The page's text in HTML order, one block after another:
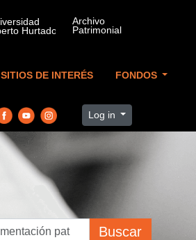
SITIOS DE INTERÉS FONDOS
Log in
Buscar